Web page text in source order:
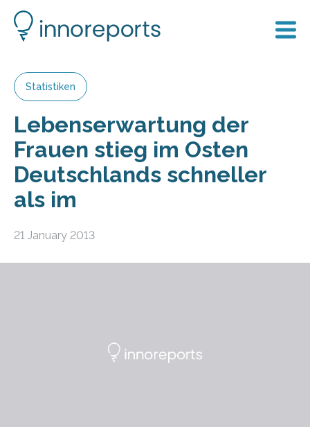
Statistiken
Lebenserwartung der
Frauen stieg im Osten
Deutschlands schneller
als im
21 January 2013